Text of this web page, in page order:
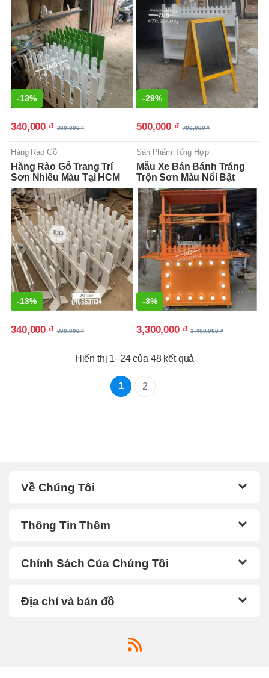
-13%
340,000 ₫ 390,000₫
-29%
500,000 ₫ 700,000₫
Hàng Rào Gỗ
Hàng Rào Gỗ Trang Trí
Sơn Nhiều Màu Tại HCM
-13%
340,000 ₫ 390,000₫
Sản Phẩm Tổng Hợp
Mẫu Xe Bán Bánh Tráng
Trộn Sơn Màu Nổi Bật
-3%
3,300,000 ₫ 3,400,000₫
Hiển thị 1–24 của 48 kết quả
1 2
Về Chúng Tôi
Thông Tin Thêm
Chính Sách Của Chúng Tôi
Địa chỉ và bản đồ